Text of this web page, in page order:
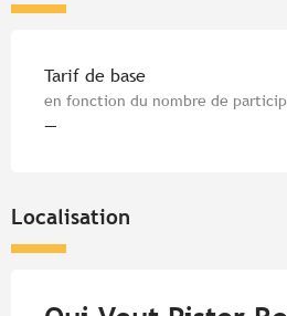
Tarifs 2026
Tarif de base
en fonction du nombre de
—
Localisation